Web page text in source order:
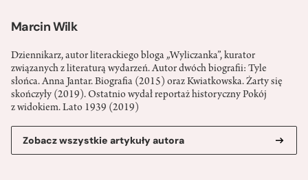
Marcin Wilk
Dziennikarz, autor literackiego bloga „Wyliczanka”, kurator
związanych z literaturą wydarzeń. Autor dwóch biografii: Tyle
słońca. Anna Jantar. Biografia (2015) oraz Kwiatkowska. Żarty się
skończyły (2019). Ostatnio wydał reportaż historyczny Pokój
z widokiem. Lato 1939 (2019)
Zobacz wszystkie artykuły autora